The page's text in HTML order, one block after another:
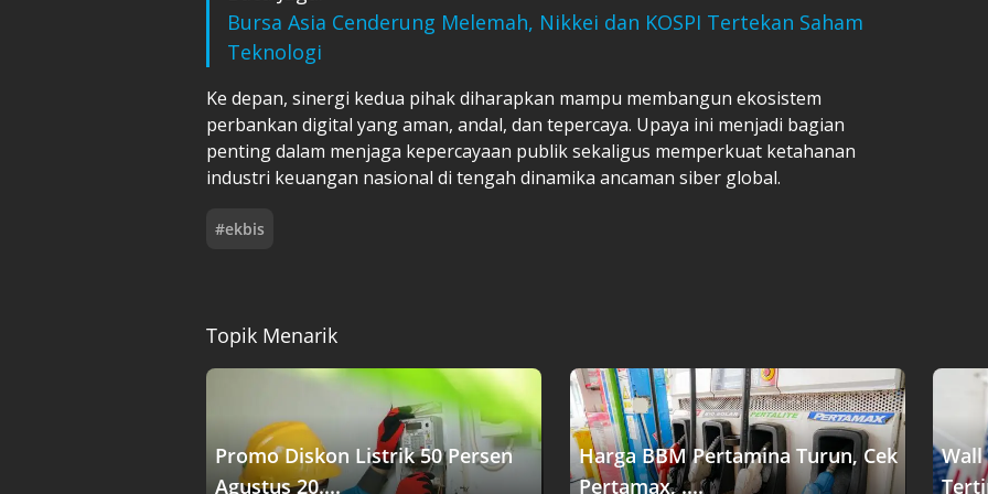
Bursa Asia Cenderung Melemah, Nikkei dan KOSPI Tertekan Saham
Teknologi
Ke depan, sinergi kedua pihak diharapkan mampu membangun ekosistem
perbankan digital yang aman, andal, dan tepercaya. Upaya ini menjadi bagian
penting dalam menjaga kepercayaan publik sekaligus memperkuat ketahanan
industri keuangan nasional di tengah dinamika ancaman siber global.
#ekbis
Topik Menarik
Promo Diskon Listrik 50 Persen
Agustus 20....
Harga BBM Pertamina Turun, Cek
Pertamax, ....